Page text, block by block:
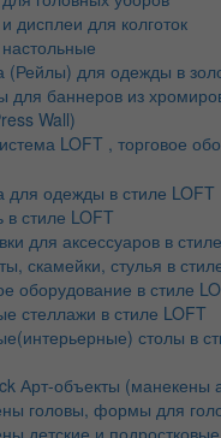
дисплеи для колготок
(Рейлы) для одежды в
для баннеров из
Wall)
LOFT , торговое
для одежды в стиле LOFT
стиле LOFT
для аксессуаров в
скамейки, стулья в
оборудование в стиле
стеллажи в стиле LOFT
столы в
Арт-объекты (манекены
головы, формы для
детские и подростковые